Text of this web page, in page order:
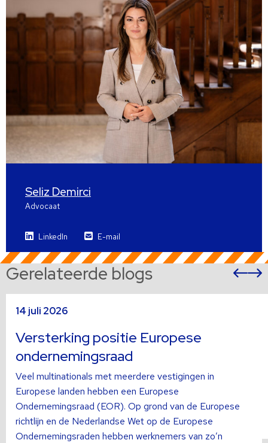
Seliz Demirci
Advocaat
LinkedIn E-mail
Gerelateerde blogs
14 juli 2026
Versterking positie Europese
ondernemingsraad
Veel multinationals met meerdere vestigingen in
Europese landen hebben een Europese
Ondernemingsraad (EOR). Op grond van de Europese
richtlijn en de Nederlandse Wet op de Europese
Ondernemingsraden hebben werknemers van zo’n
meer